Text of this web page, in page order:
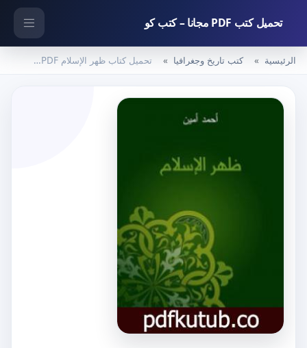
تحميل كتب PDF مجانا – كتب كو
الرئيسية كتب تاريخ وجغرافيا تحميل كتاب ظهر الإسلام PDF تأليف أحمد أمين مجانا [كامل]